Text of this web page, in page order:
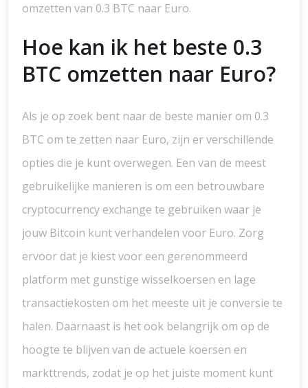
omzetten van 0.3 BTC naar Euro.
Hoe kan ik het beste 0.3
BTC omzetten naar Euro?
Als je op zoek bent naar de beste manier om 0.3
BTC om te zetten naar Euro, zijn er verschillende
opties die je kunt overwegen. Een van de meest
gebruikelijke manieren is om een betrouwbare
cryptocurrency exchange te gebruiken waar je
jouw Bitcoin kunt verhandelen voor Euro. Zorg
ervoor dat je kiest voor een gerenommeerd
platform met gunstige wisselkoersen en lage
transactiekosten om het meeste uit je conversie te
halen. Daarnaast is het ook belangrijk om op de
hoogte te blijven van de actuele koersen en
markttrends, zodat je op het juiste moment kunt